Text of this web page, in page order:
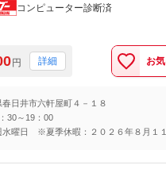
コンピューター診断済
円 詳細 お
日井市六軒屋町４－１８
30～19：00
水曜日 ※夏季休暇：２０２６年８月１